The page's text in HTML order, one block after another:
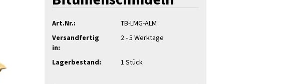
Art.Nr.:
TB-LMG-ALM
Versandfertig
in:
2 - 5 Werktage
Lagerbestand: 1 Stück